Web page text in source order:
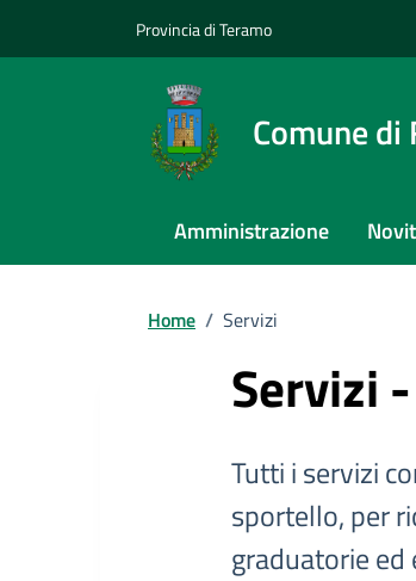
Provincia di Teramo
Comune di
Amministrazione
Home / Servizi
Servizi
Tutti i servizi
sportello, per
graduatorie